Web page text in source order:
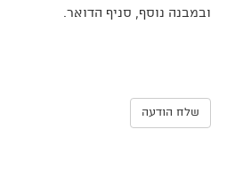
ובמבנה נוסף, סניף הדואר.
שלח הודעה